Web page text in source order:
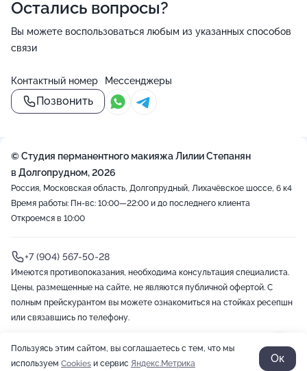
Записаться
Остались вопросы?
Вы можете воспользоваться любым из указанных способов
связи
Контактный номер
Позвонить
Мессенджеры
© Студия перманентного макияжа Лилии Степанян
в Долгопрудном, 2026
Россия, Московская область, Долгопрудный, Лихачёвское шоссе, 6 к4
Время работы: Пн-вс: 10:00—22:00 и до последнего клиента
Откроемся в 10:00
+7 (904) 567-50-28
Имеются противопоказания, необходима консультация специалиста.
Цены, размещенные на сайте, не являются публичной офертой. С
полным прейскурантом вы можете ознакомиться на стойках ресепшн
или связавшись по телефону.
2012-2026 © ZOON Разработано в Zoon
Пользуясь этим сайтом, вы соглашаетесь с тем, что мы
используем Cookies и сервис Яндекс.Метрика Ок